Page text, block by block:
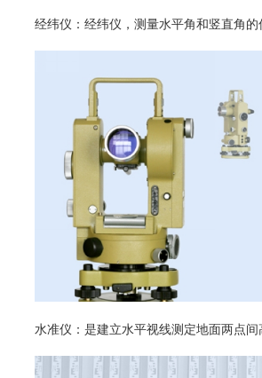
经纬仪：经纬仪，测量水平角和竖直角的
水准仪：是建立水平视线测定地面两点间